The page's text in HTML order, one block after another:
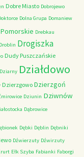
Dobre Miasto Dobrojewo
Dolna Grupa Domaniew
Drebkau
Droblin Drogiszka
Dudy Puszczańskie
Dziarny Działdowo
Dzierzgowo Dzierzgoń
Dziunin Dziwnów
Dąbrowice
Dębki Dęblin Dębniki
Dźwierzuty Dźwirzuty
Ełk Szyba Fabianki Faborgi